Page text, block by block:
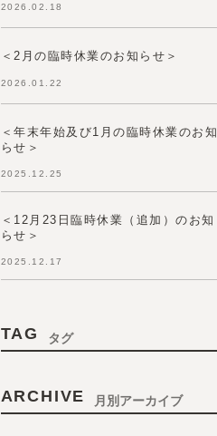
2026.02.18
＜2月の臨時休業のお知らせ＞
2026.01.22
＜年末年始及び1月の臨時休業のお知
らせ＞
2025.12.25
＜12月23日臨時休業（追加）のお知
らせ＞
2025.12.17
TAG タグ
ARCHIVE 月別アーカイブ